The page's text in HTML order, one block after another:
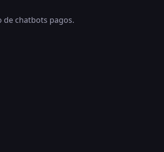
de chatbots pagos.